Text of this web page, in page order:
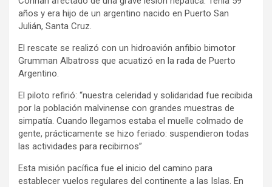
años y era hijo de un argentino nacido en Puerto San
Julián, Santa Cruz.
El rescate se realizó con un hidroavión anfibio bimotor
Grumman Albatross que acuatizó en la rada de Puerto
Argentino.
El piloto refirió: “nuestra celeridad y solidaridad fue recibida
por la población malvinense con grandes muestras de
simpatía. Cuando llegamos estaba el muelle colmado de
gente, prácticamente se hizo feriado: suspendieron todas
las actividades para recibirnos”
Esta misión pacífica fue el inicio del camino para
establecer vuelos regulares del continente a las Islas. En